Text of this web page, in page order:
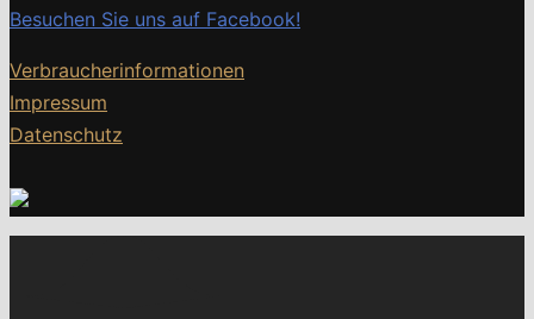
Besuchen Sie uns auf Facebook!
Verbraucherinformationen
Impressum
Datenschutz